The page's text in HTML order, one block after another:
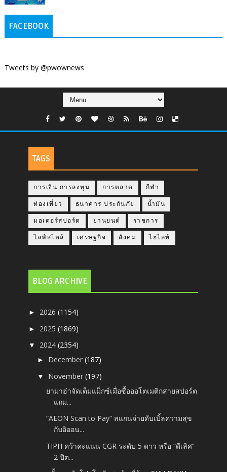
FACEBOOK
Tweets by @pwownews
TAGS
การเงิน การลงทุน การตลาด กีฬา
ท่องเที่ยว ธนาคาร ประกันภัย น้ำมัน
มอเตอร์สปอร์ต ยานยนต์ ราชการ
ไลฟ์สไตล์ เศรษฐกิจ สังคม ไฮไลท์
BLOG ARCHIVE
► 2026(1154)
► 2025(1869)
▼ 2024(2354)
► December(187)
▼ November(197)
ยามาฮ่าจัดเต็มแม็กซ์เมื่อซื้อออโตเมติกสายสปอร์ต
แถม...
“AEON Scan to Pay” สแกนจ่ายดับเบิ้ลความสุข
กับอิออน...
TIPH คว้าคะแนน CGR ระดับ 5 ดาว หรือ “ดีเลิศ”
2 ปีต...